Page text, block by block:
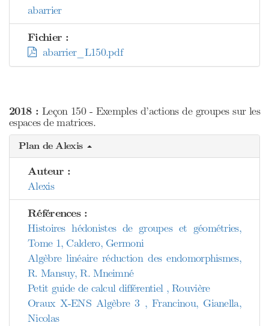
abarrier
Fichier :
abarrier_L150.pdf
2018 : Leçon 150 - Exemples d’actions de groupes sur les
espaces de matrices.
Plan de Alexis
Auteur :
Alexis
Références :
Histoires hédonistes de groupes et géométries,
Tome 1, Caldero, Germoni
Algèbre linéaire réduction des endomorphismes,
R. Mansuy, R. Mneimné
Petit guide de calcul différentiel , Rouvière
Oraux X-ENS Algèbre 3 , Francinou, Gianella,
Nicolas